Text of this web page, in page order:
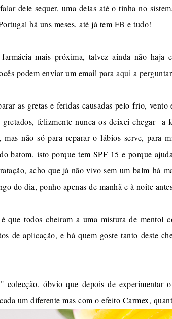
dele sequer, uma delas até o tinha no
há uns meses, até já temFB e tudo!
mais próxima, talvez ainda não haja
podem enviar um email para aqui a
as gretas e feridas causadas pelo frio,
gretados, felizmente nunca os deixei chegar
mas não só para reparar o lábios serve, para
batom, isto porque tem SPF 15 e porque
acho que já não vivo sem um balm há
do dia, ponho apenas de manhã e à noite
que todos cheiram a uma mistura de mentol
de aplicação, e há quem goste tanto deste
colecção, óbvio que depois de experimentar
um diferente mas com o efeito Carmex,